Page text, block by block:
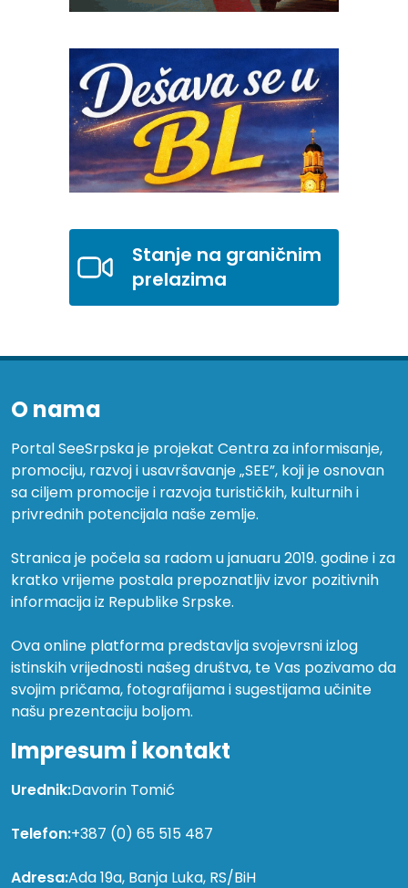
Stanje na graničnim
prelazima
O nama
Portal SeeSrpska je projekat Centra za informisanje,
promociju, razvoj i usavršavanje „SEE”, koji je osnovan
sa ciljem promocije i razvoja turističkih, kulturnih i
privrednih potencijala naše zemlje.
Stranica je počela sa radom u januaru 2019. godine i za
kratko vrijeme postala prepoznatljiv izvor pozitivnih
informacija iz Republike Srpske.
Ova online platforma predstavlja svojevrsni izlog
istinskih vrijednosti našeg društva, te Vas pozivamo da
svojim pričama, fotografijama i sugestijama učinite
našu prezentaciju boljom.
Impresum i kontakt
Urednik:Davorin Tomić
Telefon:+387 (0) 65 515 487
Adresa:Ada 19a, Banja Luka, RS/BiH